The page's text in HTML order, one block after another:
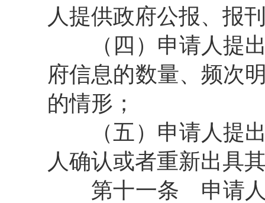
人提供政府公报、报
（四）申请人提出
府信息的数量、频次
的情形；
（五）申请人提出
人确认或者重新出具
第十一条 申请人